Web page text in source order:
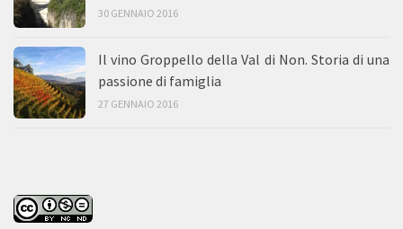
30 GENNAIO 2016
Il vino Groppello della Val di Non. Storia di una
passione di famiglia
27 GENNAIO 2016